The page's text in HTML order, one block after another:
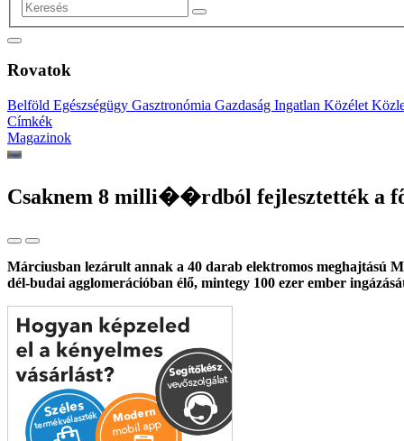
Rovatok
Belföld Egészségügy Gasztronómia Gazdaság Ingatlan Közélet
Címkék
Magazinok
Csaknem 8 milli��rdból fejlesztették a
Márciusban lezárult annak a 40 darab elektromos meghajtású
dél-budai agglomerációban élő, mintegy 100 ezer ember